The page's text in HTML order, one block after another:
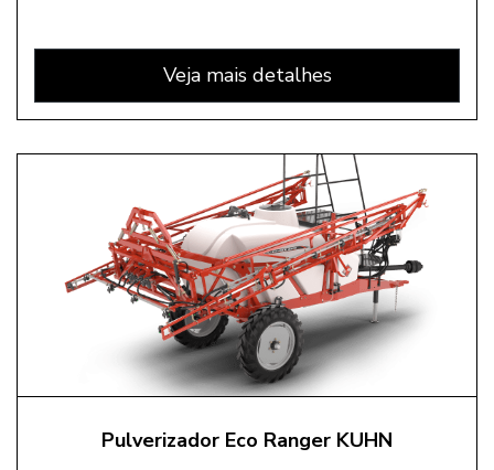
Veja mais detalhes
Pulverizador Eco Ranger KUHN